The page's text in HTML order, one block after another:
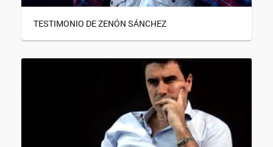
TESTIMONIO DE ZENÓN SÁNCHEZ